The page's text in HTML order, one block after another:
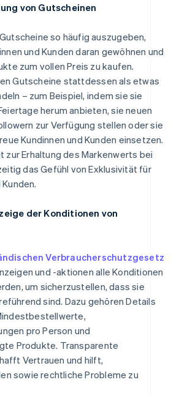
von Gutscheinen
so häufig auszugeben,
und Kunden daran gewöhnen und
zum vollen Preis zu kaufen.
Gutscheine stattdessen als etwas
– zum Beispiel, indem sie sie
herum anbieten, sie neuen
zur Verfügung stellen oder sie
Kundinnen und Kunden einsetzen.
zur Erhaltung des Markenwerts bei
das Gefühl von Exklusivität für
der Konditionen von
Verbraucherschutzgesetz
und -aktionen alle Konditionen
um sicherzustellen, dass sie
sind. Dazu gehören Details
pro Person und
Produkte. Transparente
Vertrauen und hilft,
sowie rechtliche Probleme zu